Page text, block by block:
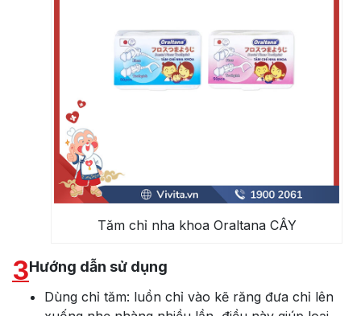
Tăm chỉ nha khoa Oraltana CÂY
3Hướng dẫn sử dụng
Dùng chỉ tăm: luồn chỉ vào kẽ răng đưa chỉ lên